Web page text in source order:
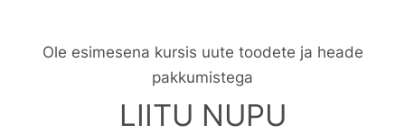
Ole esimesena kursis uute toodete ja heade
pakkumistega
LIITU NUPU